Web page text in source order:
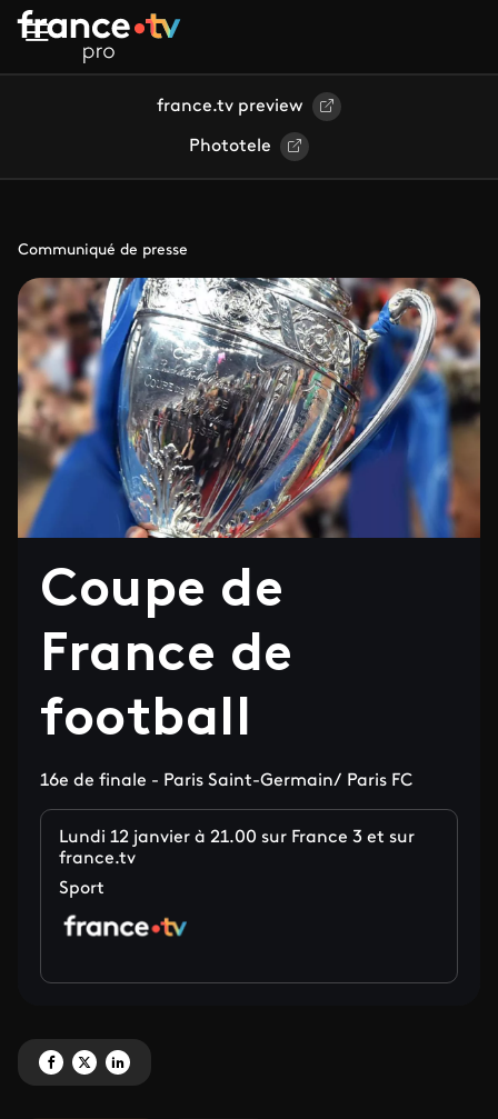
Aller au contenu principal
france.tv preview
Phototele
Communiqué de presse
Coupe de
France de
football
16e de finale - Paris Saint-Germain/ Paris FC
Lundi 12 janvier à 21.00 sur France 3 et sur
france.tv
Sport
Partagez 'Coupe de France de football' sur Facebook
Partagez 'Coupe de France de football' sur X
Partagez 'Coupe de France de football' sur LinkedIn